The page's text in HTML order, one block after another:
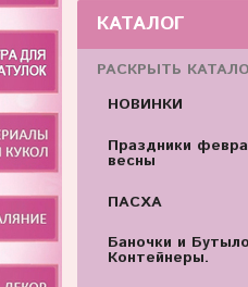
КАТАЛОГ
РАСКРЫТЬ
НОВИНКИ
Праздники
весны
ПАСХА
Баночки и
Контейнеры.